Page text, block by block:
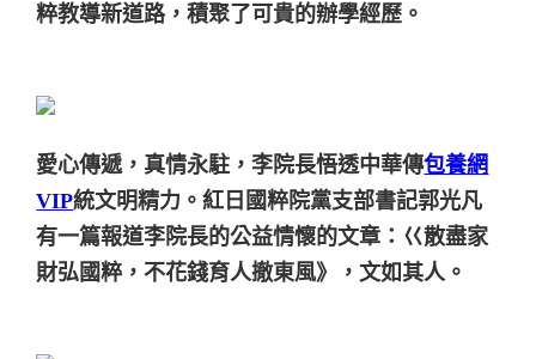
粹教導新道路，積聚了可貴的辦學經歷。
愛心傳遞，真情永駐，李院長悟透中華傳包養網
VIP統文明精力。紅日國粹院黨支部書記郭光凡
有一篇報道李院長的公益情懷的文章：巜散盡家
財弘國粹，不花錢育人撤東風》，文如其人。